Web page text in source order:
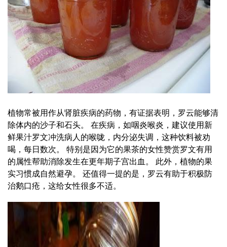
植物常被用作从肾脏疾病的药物，有证据表明，罗云能够清
除体内的沙子和石头。 在疾病，如咽炎喉炎，建议使用新
鲜果汁罗文冲洗病人的喉咙，内分泌失调，这种饮料被劝
喝，每日数次。 特别是因为它的果茶的女性赞赏罗文有用
的属性帮助消除发生在更年期子宫出血。 此外，植物的果
实习惯成自然避孕。 还值得一提的是，罗云有助于积极防
治鹅口疮，这给女性很多不适。